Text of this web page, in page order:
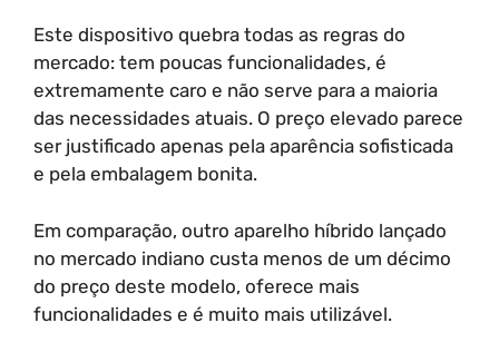
Este dispositivo quebra todas as regras do
mercado: tem poucas funcionalidades, é
extremamente caro e não serve para a maioria
das necessidades atuais. O preço elevado parece
ser justificado apenas pela aparência sofisticada
e pela embalagem bonita.
Em comparação, outro aparelho híbrido lançado
no mercado indiano custa menos de um décimo
do preço deste modelo, oferece mais
funcionalidades e é muito mais utilizável.